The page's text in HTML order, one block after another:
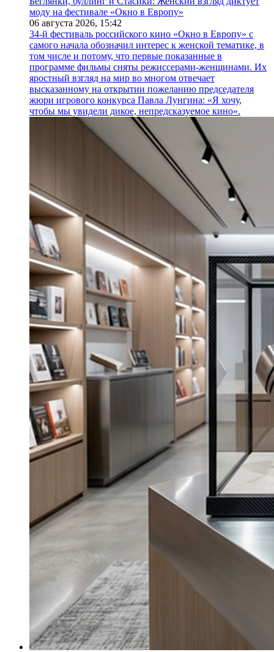
моду на фестивале «Окно в Европу»
06 августа 2026, 15:42
34-й фестиваль российского кино «Окно в Европу» с
самого начала обозначил интерес к женской тематике, в
том числе и потому, что первые показанные в
программе фильмы сняты режиссерами-женщинами. Их
яростный взгляд на мир во многом отвечает
высказанному на открытии пожеланию председателя
жюри игрового конкурса Павла Лунгина: «Я хочу,
чтобы мы увидели дикое, непредсказуемое кино».